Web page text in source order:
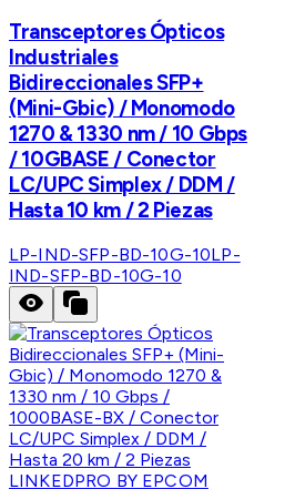
Transceptores Ópticos
Industriales
Bidireccionales SFP+
(Mini-Gbic) / Monomodo
1270 & 1330 nm / 10 Gbps
/ 10GBASE / Conector
LC/UPC Simplex / DDM /
Hasta 10 km / 2 Piezas
LP-IND-SFP-BD-10G-10LP-
IND-SFP-BD-10G-10
LINKEDPRO BY EPCOM